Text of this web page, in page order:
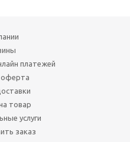
платежей
товар
услуги
заказ